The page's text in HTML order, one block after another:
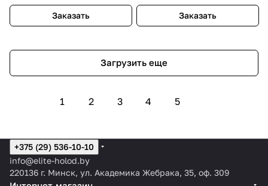
Заказать Заказать
Загрузить еще
1 2 3 4 5
+375 (29) 536-10-10
info@elite-holod.by
220136 г. Минск, ул. Академика Жебрака, 35, оф. 309